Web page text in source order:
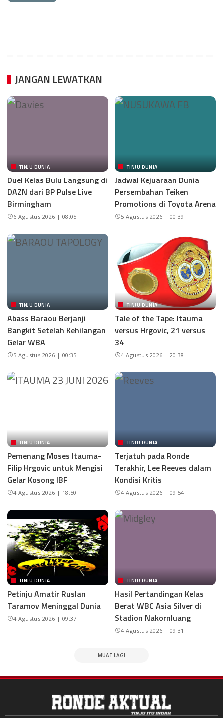
JANGAN LEWATKAN
TINJU DUNIA
Duel Kelas Bulu Langsung di
DAZN dari BP Pulse Live
Birmingham
6 Agustus 2026 | 08:05
TINJU DUNIA
Jadwal Kejuaraan Dunia
Persembahan Teiken
Promotions di Toyota Arena
5 Agustus 2026 | 00:39
TINJU DUNIA
Abass Baraou Berjanji
Bangkit Setelah Kehilangan
Gelar WBA
5 Agustus 2026 | 00:35
TINJU DUNIA
Tale of the Tape: Itauma
versus Hrgovic, 21 versus
34
4 Agustus 2026 | 20:38
TINJU DUNIA
Pemenang Moses Itauma-
Filip Hrgovic untuk Mengisi
Gelar Kosong IBF
4 Agustus 2026 | 18:50
TINJU DUNIA
Terjatuh pada Ronde
Terakhir, Lee Reeves dalam
Kondisi Kritis
4 Agustus 2026 | 09:54
TINJU DUNIA
Petinju Amatir Ruslan
Taramov Meninggal Dunia
4 Agustus 2026 | 09:37
TINJU DUNIA
Hasil Pertandingan Kelas
Berat WBC Asia Silver di
Stadion Nakornluang
4 Agustus 2026 | 09:31
MUAT LAGI